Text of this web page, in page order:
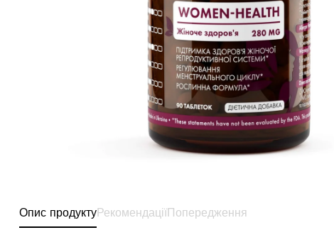
Опис продуктуРекомендаціїПопередження